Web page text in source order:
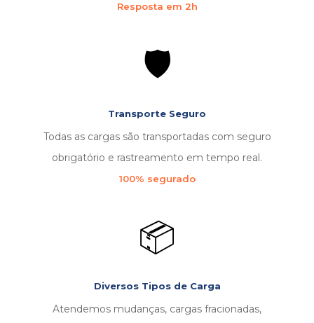
Resposta em 2h
🛡️
Transporte Seguro
Todas as cargas são transportadas com seguro
obrigatório e rastreamento em tempo real.
100% segurado
📦
Diversos Tipos de Carga
Atendemos mudanças, cargas fracionadas,